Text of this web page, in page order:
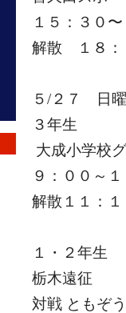
１５：３０
解散 １８：
５/２７ 日
３年生
大成小学校
９：００～
解散１１：１
１・２年生
栃木遠征
対戦 ともぞ